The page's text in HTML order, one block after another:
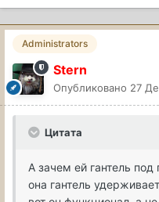
Administrators
Stern
Опубликовано 27
Цитата
А зачем ей гантель
она гантель